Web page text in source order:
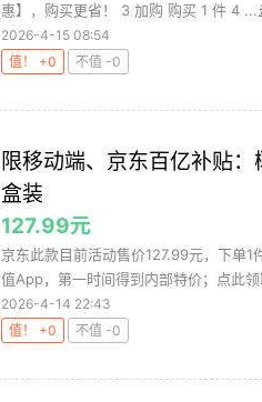
惠】，购买更省！ 3 加购 购买 1 件 4 ...
2026-4-15 08:54
值！ +0
不值 -0
限移动端、京东百亿补贴
盒装
127.99元
京东此款目前活动售价127.99元，下单
值App，第一时间得到内部特价；点此
2026-4-14 22:43
值！ +0
不值 -0